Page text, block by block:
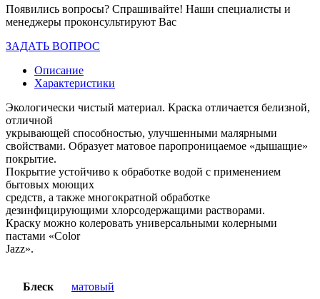
Появились вопросы? Спрашивайте! Наши специалисты и
менеджеры проконсультируют Вас
ЗАДАТЬ ВОПРОС
Описание
Характеристики
Экологически чистый материал. Краска отличается белизной,
отличной
укрывающей способностью, улучшенными малярными
свойствами. Образует матовое паропроницаемое «дышащие»
покрытие.
Покрытие устойчиво к обработке водой с применением
бытовых моющих
средств, а также многократной обработке
дезинфицирующими хлорсодержащими растворами.
Краску можно колеровать универсальными колерными
пастами «Color
Jazz».
Блеск матовый